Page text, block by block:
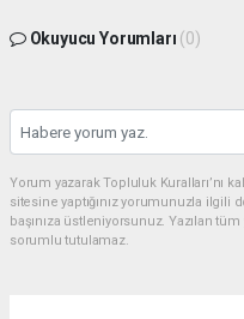
Okuyucu Yorumları (0)
Yorum yazarak Topluluk Kuralları’nı
sitesine yaptığınız yorumunuzla ilgili
başınıza üstleniyorsunuz. Yazılan
sorumlu tutulamaz.